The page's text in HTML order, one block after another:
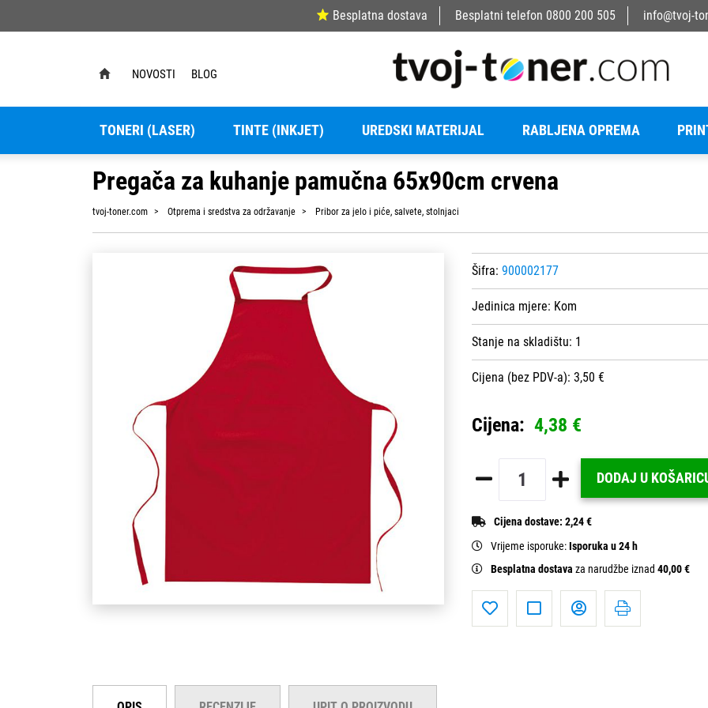
Besplatna dostava Besplatni telefon 0800 200 505 info@tvoj-
NOVOSTI BLOG
TONERI (LASER) TINTE (INKJET) UREDSKI MATERIJAL RABLJENA OPREMA
Pregača za kuhanje pamučna 65x90cm crvena
tvoj-toner.com Otprema i sredstva za održavanje Pribor za jelo i piće, salvete, stolnjaci
Šifra: 900002177
Jedinica mjere: Kom
Stanje na skladištu: 1
Cijena (bez PDV-a): 3,50 €
Cijena: 4,38 €
DODAJ U
Cijena dostave: 2,24 €
Vrijeme isporuke:Isporuka u 24 h
Besplatna dostava za narudžbe iznad 40,00 €